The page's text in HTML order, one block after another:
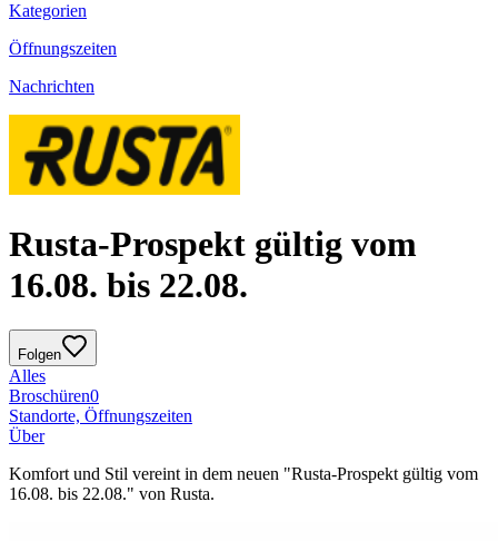
Kategorien
Öffnungszeiten
Nachrichten
Rusta-Prospekt gültig vom
16.08. bis 22.08.
Folgen
Alles
Broschüren0
Standorte, Öffnungszeiten
Über
Komfort und Stil vereint in dem neuen "Rusta-Prospekt gültig vom
16.08. bis 22.08." von Rusta.